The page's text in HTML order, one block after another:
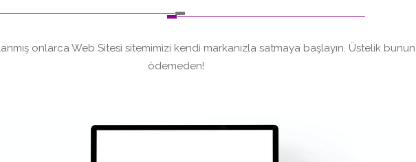
onlarca Web Sitesi sitemimizi kendi markanızla satmaya başlayın. Üstelik
ödemeden!